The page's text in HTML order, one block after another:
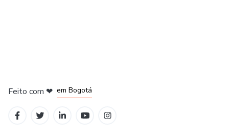
Feito com ❤ em Bogotá